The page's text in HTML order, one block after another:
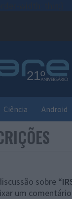
Ciência Android
sobre “
um